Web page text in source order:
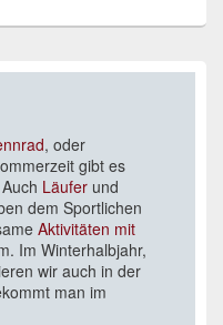
, oder
gibt es
Läufer und
dem Sportlichen
Aktivitäten mit
Im Winterhalbjahr,
wir auch in der
man im